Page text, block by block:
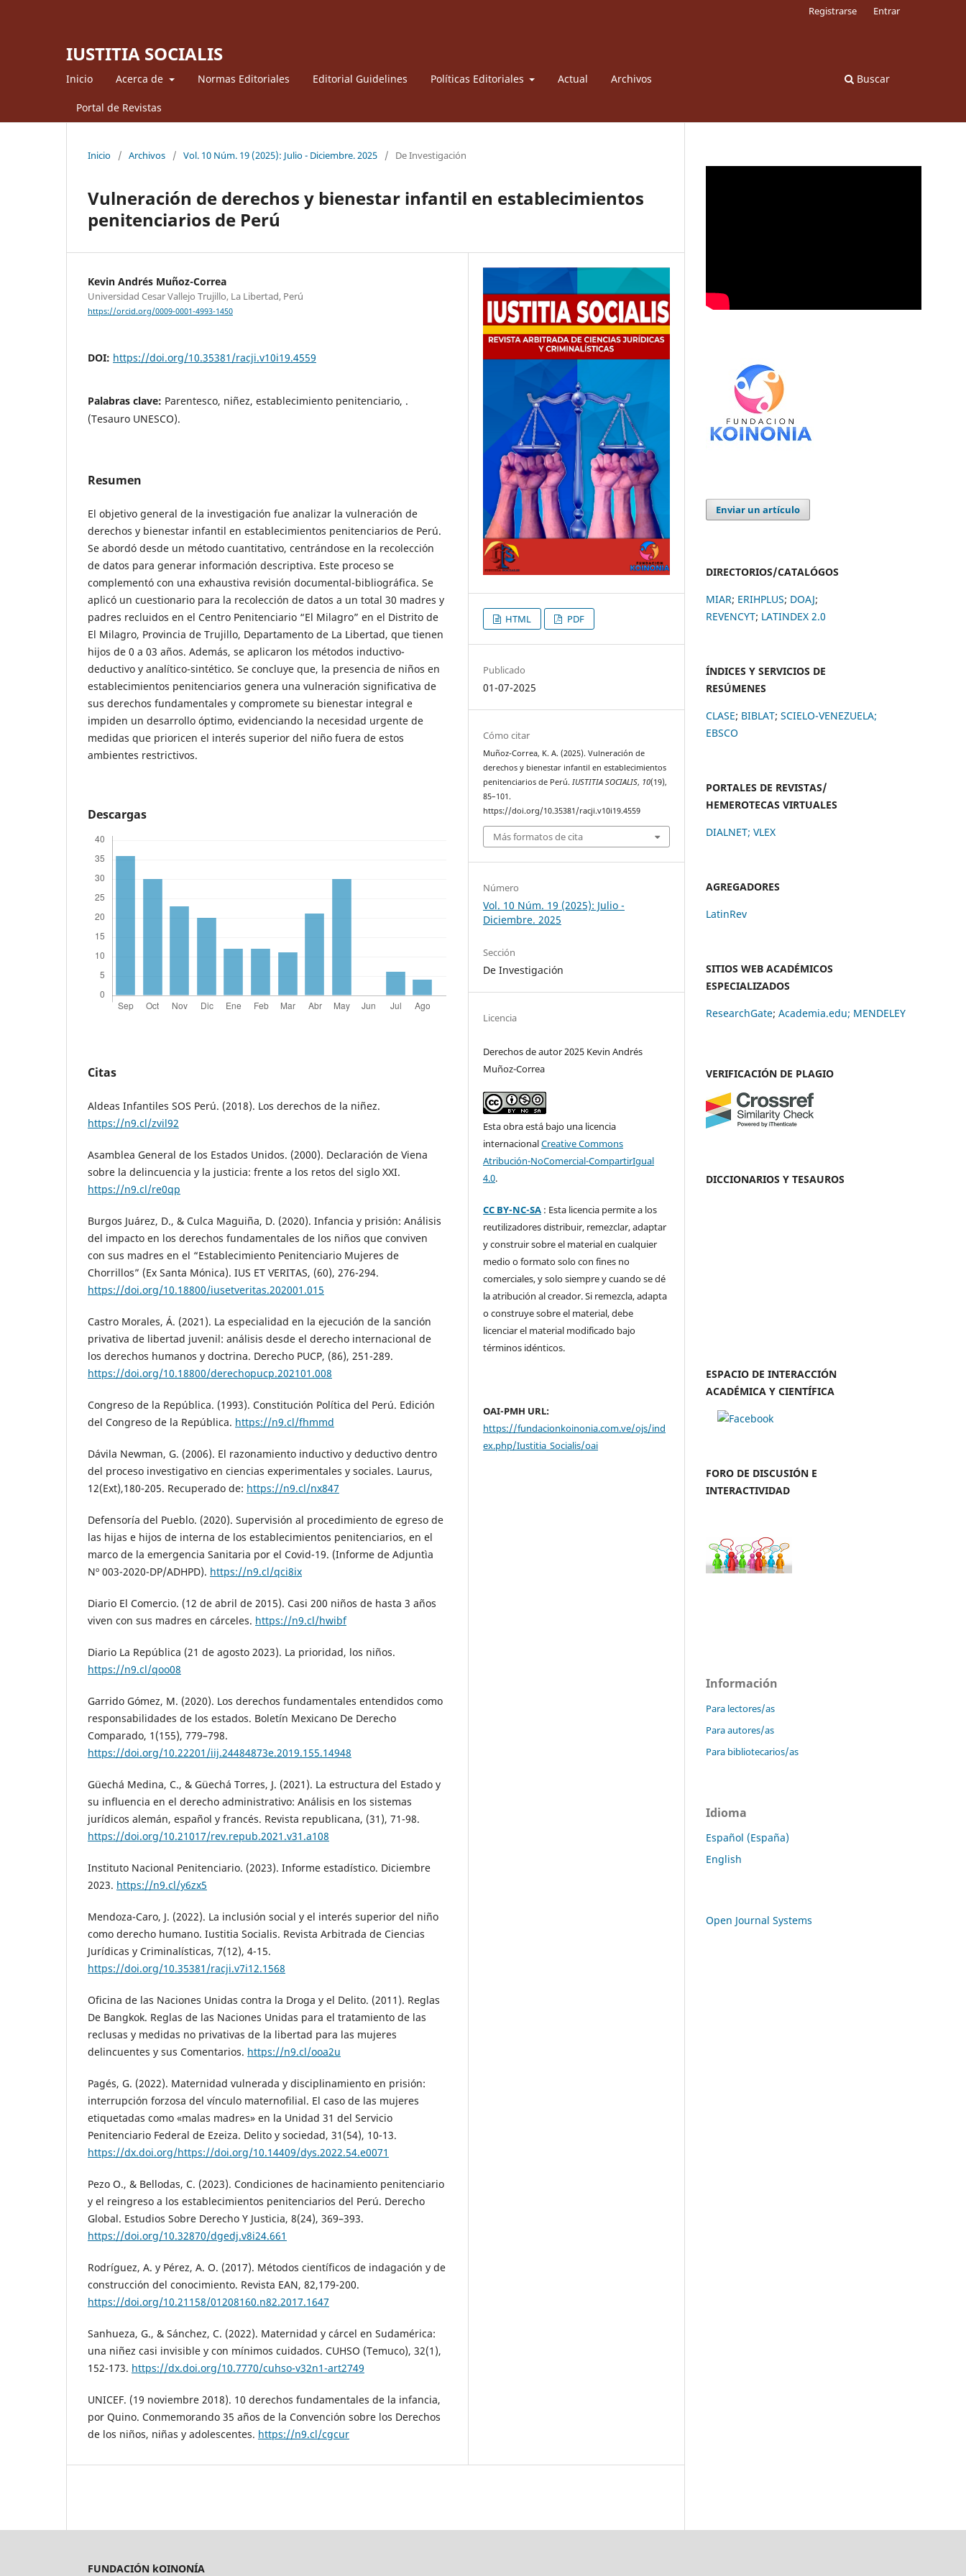
IUSTITIA SOCIALIS
Inicio Acerca de Normas Editoriales Editorial Guidelines Políticas Editoriales Actual Archivos
Portal de Revistas
Buscar
Registrarse Entrar
Inicio / Archivos / Vol. 10 Núm. 19 (2025): Julio - Diciembre. 2025 / De Investigación
Vulneración de derechos y bienestar infantil en establecimientos
penitenciarios de Perú
Kevin Andrés Muñoz-Correa
Universidad Cesar Vallejo Trujillo, La Libertad, Perú
https://orcid.org/0009-0001-4993-1450
DOI: https://doi.org/10.35381/racji.v10i19.4559
Palabras clave: Parentesco, niñez, establecimiento penitenciario, .
(Tesauro UNESCO).
Resumen
El objetivo general de la investigación fue analizar la vulneración de
derechos y bienestar infantil en establecimientos penitenciarios de Perú.
Se abordó desde un método cuantitativo, centrándose en la recolección
de datos para generar información descriptiva. Este proceso se
complementó con una exhaustiva revisión documental-bibliográfica. Se
aplicó un cuestionario para la recolección de datos a un total 30 madres y
padres recluidos en el Centro Penitenciario “El Milagro” en el Distrito de
El Milagro, Provincia de Trujillo, Departamento de La Libertad, que tienen
hijos de 0 a 03 años. Además, se aplicaron los métodos inductivo-
deductivo y analítico-sintético. Se concluye que, la presencia de niños en
establecimientos penitenciarios genera una vulneración significativa de
sus derechos fundamentales y compromete su bienestar integral e
impiden un desarrollo óptimo, evidenciando la necesidad urgente de
medidas que prioricen el interés superior del niño fuera de estos
ambientes restrictivos.
Descargas
Citas
Aldeas Infantiles SOS Perú. (2018). Los derechos de la niñez.
https://n9.cl/zvil92
Asamblea General de los Estados Unidos. (2000). Declaración de Viena
sobre la delincuencia y la justicia: frente a los retos del siglo XXI.
https://n9.cl/re0qp
Burgos Juárez, D., & Culca Maguiña, D. (2020). Infancia y prisión: Análisis
del impacto en los derechos fundamentales de los niños que conviven
con sus madres en el “Establecimiento Penitenciario Mujeres de
Chorrillos” (Ex Santa Mónica). IUS ET VERITAS, (60), 276-294.
https://doi.org/10.18800/iusetveritas.202001.015
Castro Morales, Á. (2021). La especialidad en la ejecución de la sanción
privativa de libertad juvenil: análisis desde el derecho internacional de
los derechos humanos y doctrina. Derecho PUCP, (86), 251-289.
https://doi.org/10.18800/derechopucp.202101.008
Congreso de la República. (1993). Constitución Política del Perú. Edición
del Congreso de la República. https://n9.cl/fhmmd
Dávila Newman, G. (2006). El razonamiento inductivo y deductivo dentro
del proceso investigativo en ciencias experimentales y sociales. Laurus,
12(Ext),180-205. Recuperado de: https://n9.cl/nx847
Defensoría del Pueblo. (2020). Supervisión al procedimiento de egreso de
las hijas e hijos de interna de los establecimientos penitenciarios, en el
marco de la emergencia Sanitaria por el Covid-19. (Informe de Adjuntìa
Nº 003-2020-DP/ADHPD). https://n9.cl/qci8ix
Diario El Comercio. (12 de abril de 2015). Casi 200 niños de hasta 3 años
viven con sus madres en cárceles. https://n9.cl/hwibf
Diario La República (21 de agosto 2023). La prioridad, los niños.
https://n9.cl/qoo08
Garrido Gómez, M. (2020). Los derechos fundamentales entendidos como
responsabilidades de los estados. Boletín Mexicano De Derecho
Comparado, 1(155), 779–798.
https://doi.org/10.22201/iij.24484873e.2019.155.14948
Güechá Medina, C., & Güechá Torres, J. (2021). La estructura del Estado y
su influencia en el derecho administrativo: Análisis en los sistemas
jurídicos alemán, español y francés. Revista republicana, (31), 71-98.
https://doi.org/10.21017/rev.repub.2021.v31.a108
Instituto Nacional Penitenciario. (2023). Informe estadístico. Diciembre
2023. https://n9.cl/y6zx5
Mendoza-Caro, J. (2022). La inclusión social y el interés superior del niño
como derecho humano. Iustitia Socialis. Revista Arbitrada de Ciencias
Jurídicas y Criminalísticas, 7(12), 4-15.
https://doi.org/10.35381/racji.v7i12.1568
Oficina de las Naciones Unidas contra la Droga y el Delito. (2011). Reglas
De Bangkok. Reglas de las Naciones Unidas para el tratamiento de las
reclusas y medidas no privativas de la libertad para las mujeres
delincuentes y sus Comentarios. https://n9.cl/ooa2u
Pagés, G. (2022). Maternidad vulnerada y disciplinamiento en prisión:
interrupción forzosa del vínculo maternofilial. El caso de las mujeres
etiquetadas como «malas madres» en la Unidad 31 del Servicio
Penitenciario Federal de Ezeiza. Delito y sociedad, 31(54), 10-13.
https://dx.doi.org/https://doi.org/10.14409/dys.2022.54.e0071
Pezo O., & Bellodas, C. (2023). Condiciones de hacinamiento penitenciario
y el reingreso a los establecimientos penitenciarios del Perú. Derecho
Global. Estudios Sobre Derecho Y Justicia, 8(24), 369–393.
https://doi.org/10.32870/dgedj.v8i24.661
Rodríguez, A. y Pérez, A. O. (2017). Métodos científicos de indagación y de
construcción del conocimiento. Revista EAN, 82,179-200.
https://doi.org/10.21158/01208160.n82.2017.1647
Sanhueza, G., & Sánchez, C. (2022). Maternidad y cárcel en Sudamérica:
una niñez casi invisible y con mínimos cuidados. CUHSO (Temuco), 32(1),
152-173. https://dx.doi.org/10.7770/cuhso-v32n1-art2749
UNICEF. (19 noviembre 2018). 10 derechos fundamentales de la infancia,
por Quino. Conmemorando 35 años de la Convención sobre los Derechos
de los niños, niñas y adolescentes. https://n9.cl/cgcur
HTML PDF
Publicado
01-07-2025
Cómo citar
Muñoz-Correa, K. A. (2025). Vulneración de
derechos y bienestar infantil en establecimientos
penitenciarios de Perú.IUSTITIA SOCIALIS, 10(19),
85–101.
https://doi.org/10.35381/racji.v10i19.4559
Más formatos de cita
Número
Vol. 10 Núm. 19 (2025): Julio -
Diciembre. 2025
Sección
De Investigación
Licencia
Derechos de autor 2025 Kevin Andrés
Muñoz-Correa
Esta obra está bajo una licencia
internacionalCreative Commons
Atribución-NoComercial-CompartirIgual
4.0.
CC BY-NC-SA : Esta licencia permite a los
reutilizadores distribuir, remezclar, adaptar
y construir sobre el material en cualquier
medio o formato solo con fines no
comerciales, y solo siempre y cuando se dé
la atribución al creador. Si remezcla, adapta
o construye sobre el material, debe
licenciar el material modificado bajo
términos idénticos.
OAI-PMH URL:
https://fundacionkoinonia.com.ve/ojs/ind
ex.php/Iustitia_Socialis/oai
Enviar un artículo
DIRECTORIOS/CATALÓGOS
MIAR; ERIHPLUS; DOAJ;
REVENCYT; LATINDEX 2.0
ÍNDICES Y SERVICIOS DE
RESÚMENES
CLASE; BIBLAT; SCIELO-VENEZUELA;
EBSCO
PORTALES DE REVISTAS/
HEMEROTECAS VIRTUALES
DIALNET; VLEX
AGREGADORES
LatinRev
SITIOS WEB ACADÉMICOS
ESPECIALIZADOS
ResearchGate; Academia.edu; MENDELEY
VERIFICACIÓN DE PLAGIO
DICCIONARIOS Y TESAUROS
ESPACIO DE INTERACCIÓN
ACADÉMICA Y CIENTÍFICA
FORO DE DISCUSIÓN E
INTERACTIVIDAD
Información
Para lectores/as
Para autores/as
Para bibliotecarios/as
Idioma
Español (España)
English
Open Journal Systems
FUNDACIÓN kOINONÍA